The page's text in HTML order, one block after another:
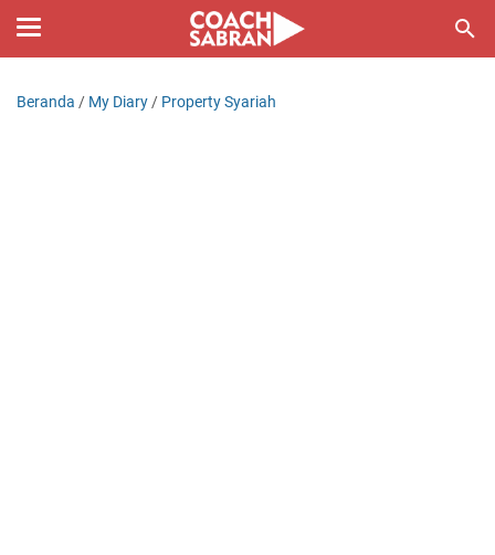
Beranda / My Diary / Property Syariah